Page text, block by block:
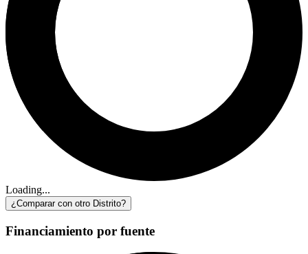
Loading...
¿Comparar con otro Distrito?
Financiamiento por fuente